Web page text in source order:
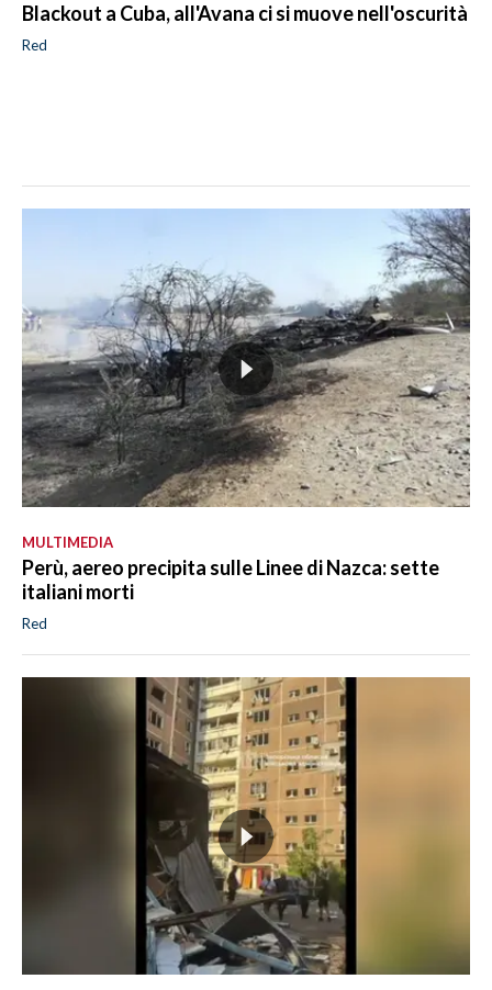
Blackout a Cuba, all'Avana ci si muove nell'oscurità
Red
MULTIMEDIA
Perù, aereo precipita sulle Linee di Nazca: sette
italiani morti
Red